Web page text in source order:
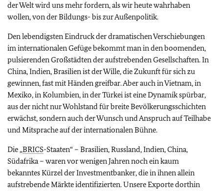
der Welt wird uns mehr fordern, als wir heute wahrhaben
wollen, von der Bildungs- bis zur Außenpolitik.
Den lebendigsten Eindruck der dramatischen Verschiebungen
im internationalen Gefüge bekommt man in den boomenden,
pulsierenden Großstädten der aufstrebenden Gesellschaften. In
China, Indien, Brasilien ist der Wille, die Zukunft für sich zu
gewinnen, fast mit Händen greifbar. Aber auch in Vietnam, in
Mexiko, in Kolumbien, in der Türkei ist eine Dynamik spürbar,
aus der nicht nur Wohlstand für breite Bevölkerungsschichten
erwächst, sondern auch der Wunsch und Anspruch auf Teilhabe
und Mitsprache auf der internationalen Bühne.
Die „BRICS-Staaten“ – Brasilien, Russland, Indien, China,
Südafrika – waren vor wenigen Jahren noch ein kaum
bekanntes Kürzel der Investmentbanker, die in ihnen allein
aufstrebende Märkte identifizierten. Unsere Exporte dorthin